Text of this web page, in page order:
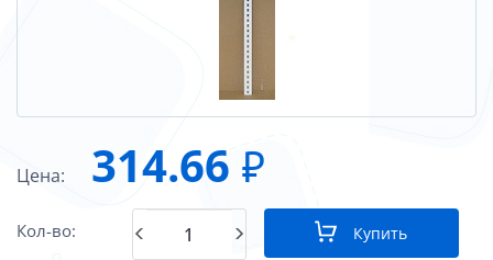
Цена: 314.66 ₽
Кол-во: Купить